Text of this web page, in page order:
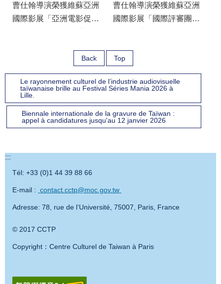
曹仕翰導演榮獲維蘇亞洲
國際影展「亞洲電影促進
曹仕翰導演榮獲維蘇亞洲
國際影展「國際評審團
攝)
Back Top
Le rayonnement culturel de l’industrie audiovisuelle
taïwanaise brille au Festival Séries Mania 2026 à
Lille.
Biennale internationale de la gravure de Taïwan :
appel à candidatures jusqu'au 12 janvier 2026
:::
Tél: +33 (0)1 44 39 88 66
E-mail : contact.cctp@moc.gov.tw
Adresse: 78, rue de l’Université, 75007, Paris, France
© 2017 CCTP
Copyright：Centre Culturel de Taiwan à Paris